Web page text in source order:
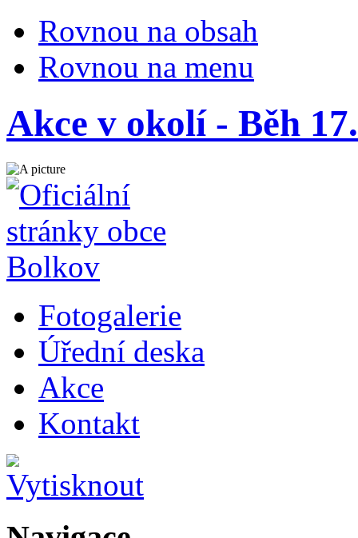
Rovnou na obsah
Rovnou na menu
Akce v okolí - Běh
Fotogalerie
Úřední deska
Akce
Kontakt